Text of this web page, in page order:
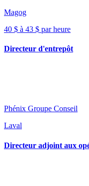
Magog
40 $ à 43 $ par heure
Directeur d'entrepôt
Phénix Groupe Conseil
Laval
Directeur adjoint aux